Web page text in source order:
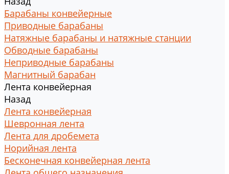
Барабаны конвейерные
Приводные барабаны
Натяжные барабаны и натяжные станции
Обводные барабаны
Неприводные барабаны
Магнитный барабан
Лента конвейерная
Назад
Лента конвейерная
Шевронная лента
Лента для дробемета
Норийная лента
Бесконечная конвейерная лента